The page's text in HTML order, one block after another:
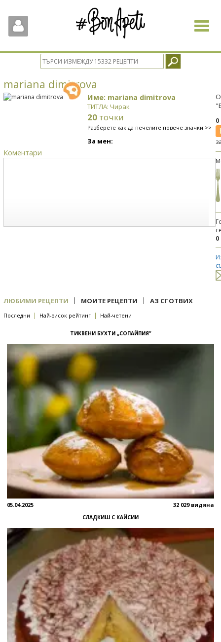
Toggle
mariana dimitrova
Име: mariana dimitrova
ТИТЛА: Чирак
20 точки
Разберете как да печелите повече значки >>
За мен:
Коментари
0
ЛЮБИМИ РЕЦЕПТИ | МОИТЕ РЕЦЕПТИ | АЗ СГОТВИХ
Последни | Най-висок рейтинг | Най-четени
ТИКВЕНИ БУХТИ „СОПАЙПИЯ”
05.04.2025 32 029 видяна
СЛАДКИШ С КАЙСИИ